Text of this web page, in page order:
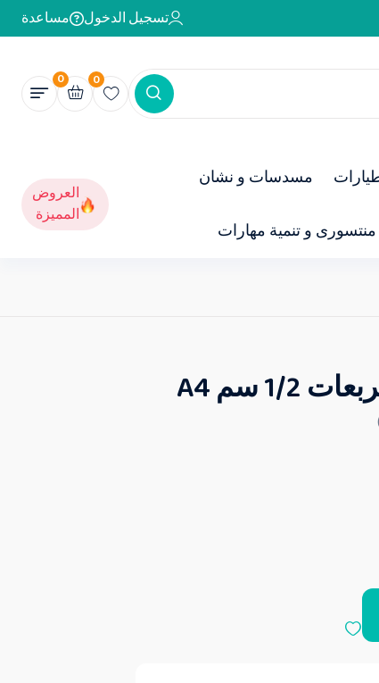
تسجيل الدخول مساعدة
0
0
مسدسات و نشان
منتسورى و تنمية مهارات
العروض
المميزة